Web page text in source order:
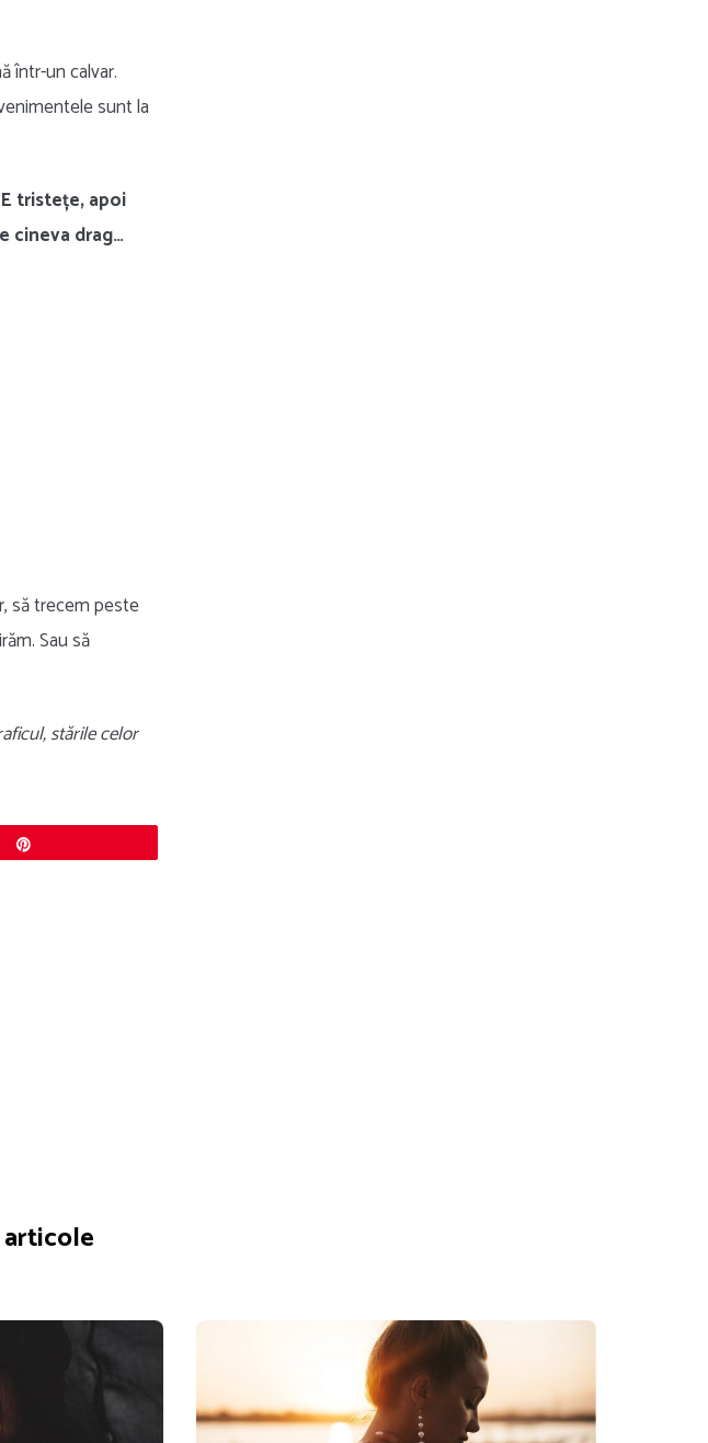
într-un calvar.
sunt la
tristețe, apoi
cineva drag…
să trecem peste
Sau să
stările celor